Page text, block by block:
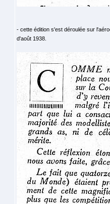
- cette édition s'est déroulée sur
d'août 1938.